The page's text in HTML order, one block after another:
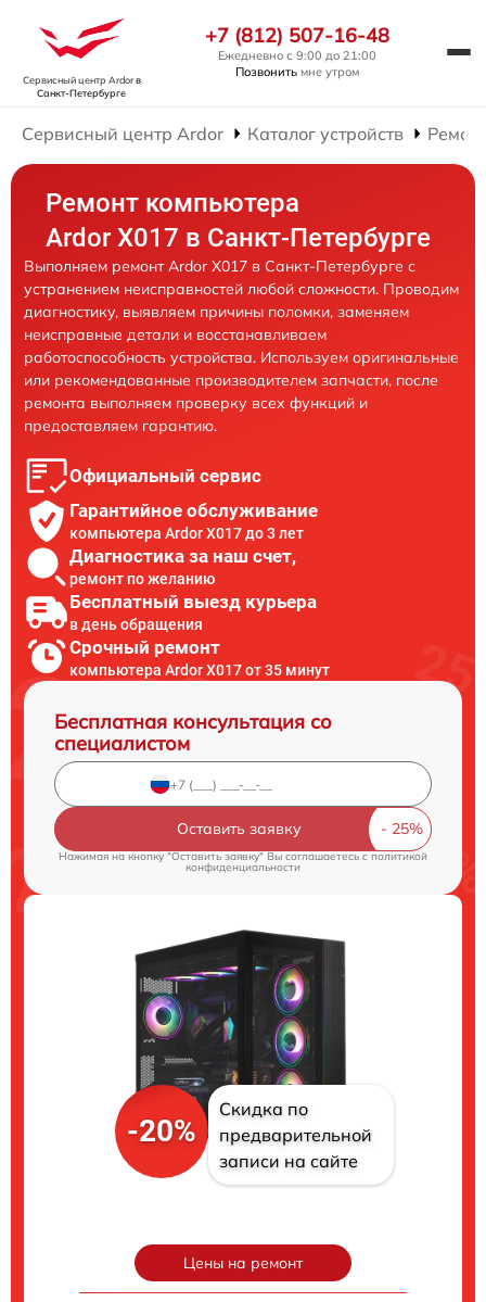
Сервисный центр Ardorв
Санкт-Петербурге
+7 (812) 507-16-48
Ежедневно с 9:00 до 21:00
Позвонить мне утром
Сервисный центр Ardor Каталог устройств
Ремонт компьютера
Ardor X017 в Санкт-Петербурге
Выполняем ремонт Ardor X017 в Санкт-Петербурге с
устранением неисправностей любой сложности. Проводим
диагностику, выявляем причины поломки, заменяем
неисправные детали и восстанавливаем
работоспособность устройства. Используем оригинальные
или рекомендованные производителем запчасти, после
ремонта выполняем проверку всех функций и
предоставляем гарантию.
Официальный сервис
Гарантийное обслуживание
компьютера Ardor X017 до 3 лет
Диагностика за наш счет,
ремонт по желанию
Бесплатный выезд курьера
в день обращения
Срочный ремонт
компьютера Ardor X017 от 35 минут
Бесплатная консультация со
специалистом
Оставить заявку
Нажимая на кнопку "Оставить заявку" Вы соглашаетесь cполитикой
конфиденциальности
-20%
Скидка по
предварительной
записи на сайте
Цены на ремонт